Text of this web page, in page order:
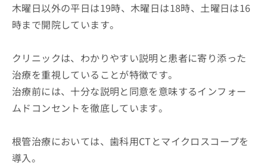
木曜日以外の平日は19時、木曜日は18時、土曜日は16
時まで開院しています。
クリニックは、わかりやすい説明と患者に寄り添った
治療を重視していることが特徴です。
治療前には、十分な説明と同意を意味するインフォー
ムドコンセントを徹底しています。
根管治療においては、歯科用CTとマイクロスコープを
導入。